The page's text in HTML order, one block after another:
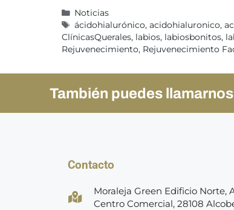
Noticias
ácidohialurónico,acidohialuronico,
ClínicasQuerales, labios, labiosbonitos,
Rejuvenecimiento, Rejuvenecimiento
También puedes llamarnos
Contacto
Moraleja Green Edificio Norte,
Centro Comercial, 28108